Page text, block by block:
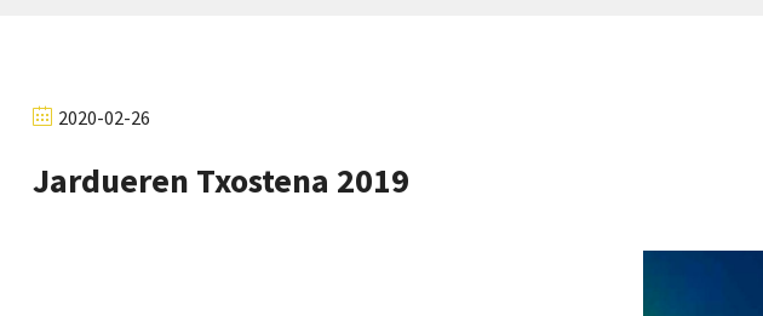
2020-02-26
Jardueren Txostena 2019